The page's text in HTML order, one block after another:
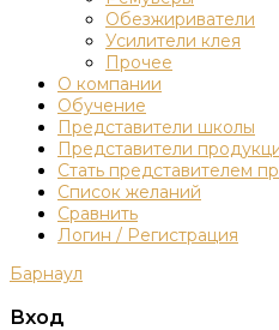
Обезжириватели
Усилители клея
Прочее
О компании
Обучение
Представители школы
Представители
Стать представителем
Список желаний
Сравнить
Логин / Регистрация
Барнаул
Вход